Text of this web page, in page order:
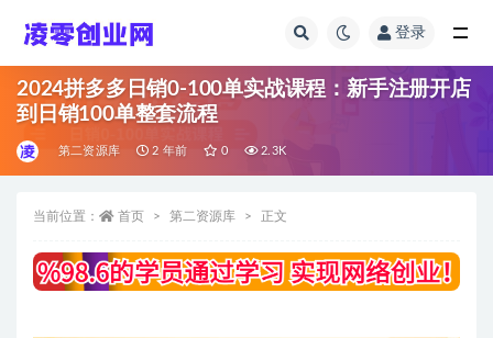
登录
2024拼多多日销0-100单实战课程：新手注册开店
到日销100单整套流程
第二资源库 2 年前 0 2.3K
当前位置： 首页 第二资源库 正文